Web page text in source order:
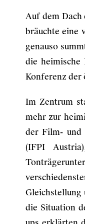
Auf dem Dach
bräuchte eine
genauso
die heimische
Konferenz der
Im Zentrum
mehr zur
der Film-
(IFPI
Gleichstellung
die Situation